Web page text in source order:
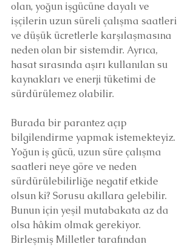
olan, yoğun işgücüne dayalı ve
işçilerin uzun süreli çalışma saatleri
ve düşük ücretlerle karşılaşmasına
neden olan bir sistemdir. Ayrıca,
hasat sırasında aşırı kullanılan su
kaynakları ve enerji tüketimi de
sürdürülemez olabilir.
Burada bir parantez açıp
bilgilendirme yapmak istemekteyiz.
Yoğun iş gücü, uzun süre çalışma
saatleri neye göre ve neden
sürdürülebilirliğe negatif etkide
olsun ki? Sorusu akıllara gelebilir.
Bunun için yeşil mutabakata az da
olsa hâkim olmak gerekiyor.
Birleşmiş Milletler tarafından